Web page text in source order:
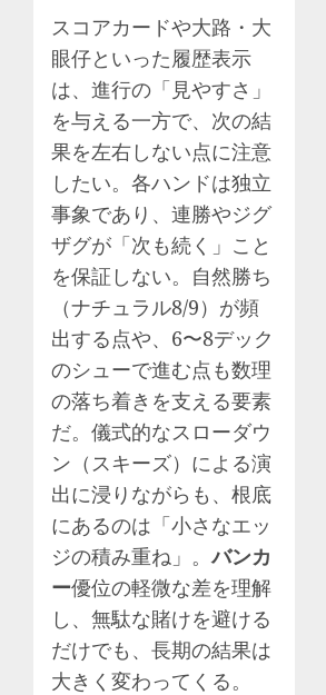
スコアカードや大路・大
眼仔といった履歴表示
は、進行の「見やすさ」
を与える一方で、次の結
果を左右しない点に注意
したい。各ハンドは独立
事象であり、連勝やジグ
ザグが「次も続く」こと
を保証しない。自然勝ち
（ナチュラル8/9）が頻
出する点や、6〜8デック
のシューで進む点も数理
の落ち着きを支える要素
だ。儀式的なスローダウ
ン（スキーズ）による演
出に浸りながらも、根底
にあるのは「小さなエッ
ジの積み重ね」。バンカ
ー優位の軽微な差を理解
し、無駄な賭けを避ける
だけでも、長期の結果は
大きく変わってくる。